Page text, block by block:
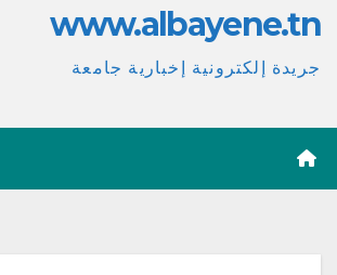
www.albayene.tn
جريدة إلكترونية إخبارية جامعة